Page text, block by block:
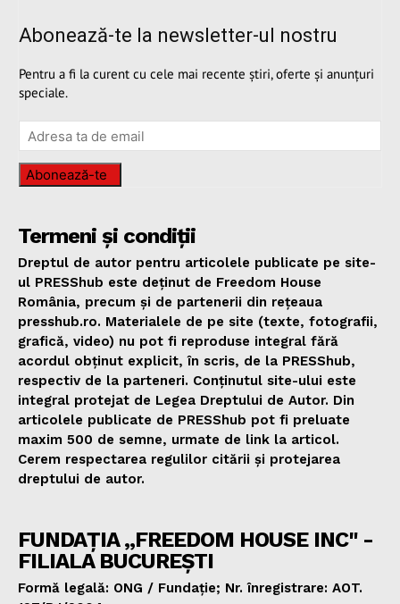
Abonează-te la newsletter-ul nostru
Pentru a fi la curent cu cele mai recente știri, oferte și anunțuri
speciale.
Abonează-te
Termeni și condiții
Dreptul de autor pentru articolele publicate pe site-
ul PRESShub este deținut de Freedom House
România, precum și de partenerii din rețeaua
presshub.ro. Materialele de pe site (texte, fotografii,
grafică, video) nu pot fi reproduse integral fără
acordul obținut explicit, în scris, de la PRESShub,
respectiv de la parteneri. Conținutul site-ului este
integral protejat de Legea Dreptului de Autor. Din
articolele publicate de PRESShub pot fi preluate
maxim 500 de semne, urmate de link la articol.
Cerem respectarea regulilor citării și protejarea
dreptului de autor.
FUNDAȚIA „FREEDOM HOUSE INC" -
FILIALA BUCUREȘTI
Formă legală: ONG / Fundație; Nr. înregistrare: AOT.